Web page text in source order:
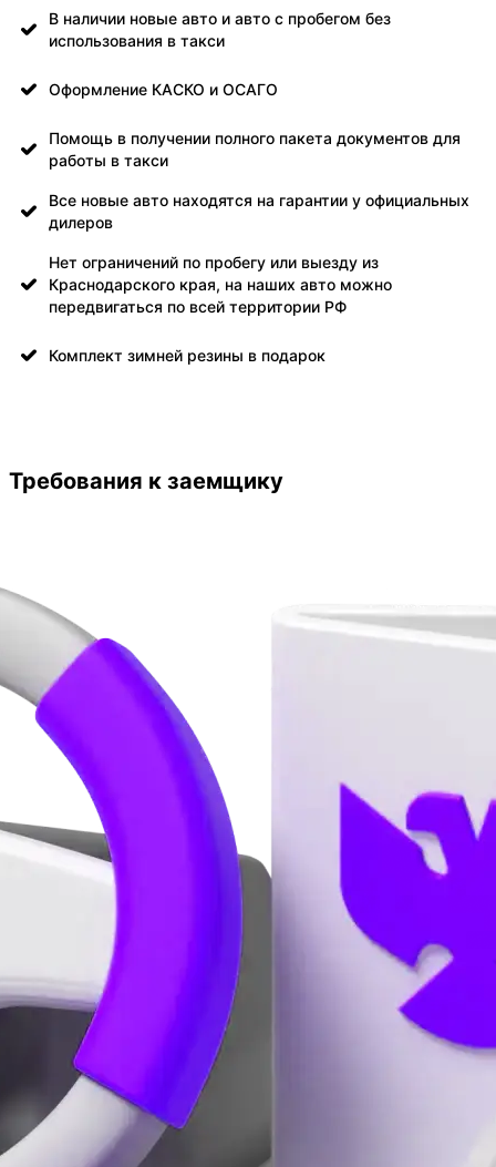
В наличии новые авто и авто с пробегом без
использования в такси
Оформление КАСКО и ОСАГО
Помощь в получении полного пакета документов для
работы в такси
Все новые авто находятся на гарантии у официальных
дилеров
Нет ограничений по пробегу или выезду из
Краснодарского края, на наших авто можно
передвигаться по всей территории РФ
Комплект зимней резины в подарок
Требования к заемщику